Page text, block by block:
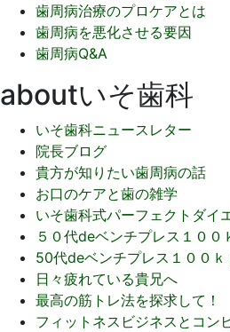
歯周病治療のプロケアとは
歯周病を悪化させる要因
歯周病Q&A
aboutいそ歯科
いそ歯科ニュースレター
院長ブログ
貴方が知りたい歯周病の話
お口のケアと歯の雑学
いそ歯科式パーフェクトダイ
５０代deベンチプレス１００
50代deベンチプレス１００
日々疲れている貴兄へ
最高の筋トレ法を探求して！
フィットネスビジネスとコン